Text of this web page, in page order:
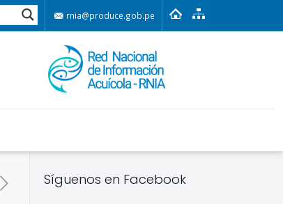
rnia@produce.gob.pe
Síguenos en Facebook